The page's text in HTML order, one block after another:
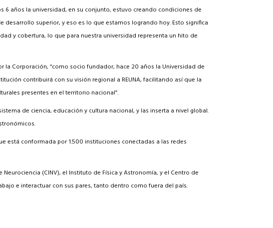
6 años la universidad, en su conjunto, estuvo creando condiciones de
desarrollo superior, y eso es lo que estamos logrando hoy. Esto significa
y cobertura, lo que para nuestra universidad representa un hito de
la Corporación, “como socio fundador, hace 20 años la Universidad de
contribuirá con su visión regional a REUNA, facilitando así que la
presentes en el territorio nacional”.
de ciencia, educación y cultura nacional, y las inserta a nivel global.
está conformada por 1.500 instituciones conectadas a las redes
(CINV), el Instituto de Física y Astronomía, y el Centro de
e interactuar con sus pares, tanto dentro como fuera del país.